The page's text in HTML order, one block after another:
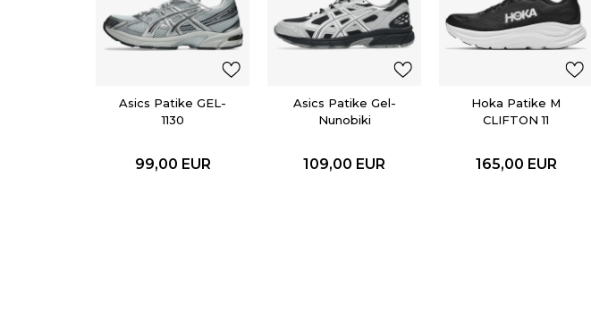
Asics Patike GEL-
1130
99,00 EUR
Asics Patike Gel-
Nunobiki
109,00 EUR
Hoka Patike M
CLIFTON 11
165,00 EUR